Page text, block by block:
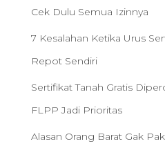
Cek Dulu Semua Izinnya
7 Kesalahan Ketika Urus
Repot Sendiri
Sertifikat Tanah Gratis
FLPP Jadi Prioritas
Alasan Orang Barat Gak